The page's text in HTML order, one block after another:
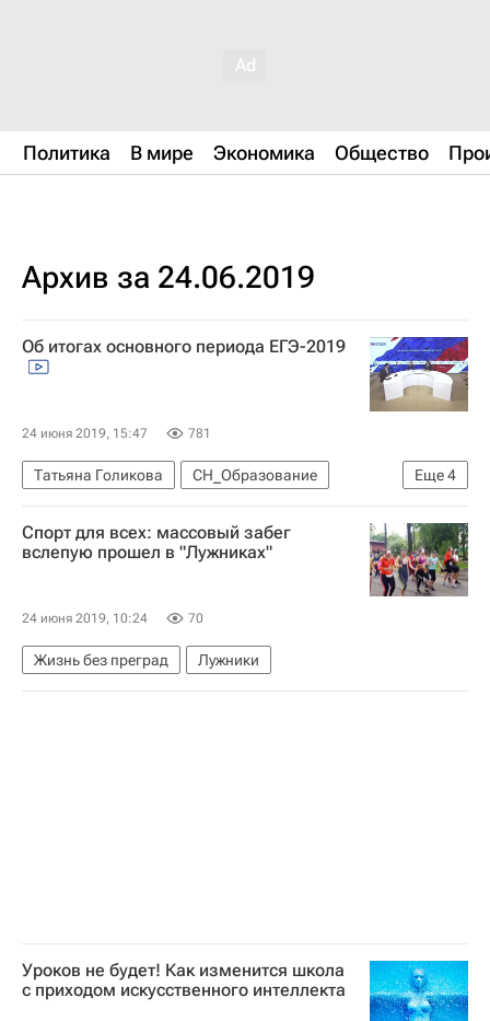
Политика В мире Экономика Общество
Архив за 24.06.2019
Об итогах основного периода ЕГЭ-2019
24 июня 2019, 15:47 781
Еще4
Татьяна Голикова
СН_Образование
Сергей Кравцов
Социальный навигатор
Навигатор абитуриента
Спорт для всех: массовый забег
вслепую прошел в "Лужниках"
24 июня 2019, 10:24 70
Жизнь без преград Лужники
Уроков не будет! Как изменится школа
с приходом искусственного интеллекта